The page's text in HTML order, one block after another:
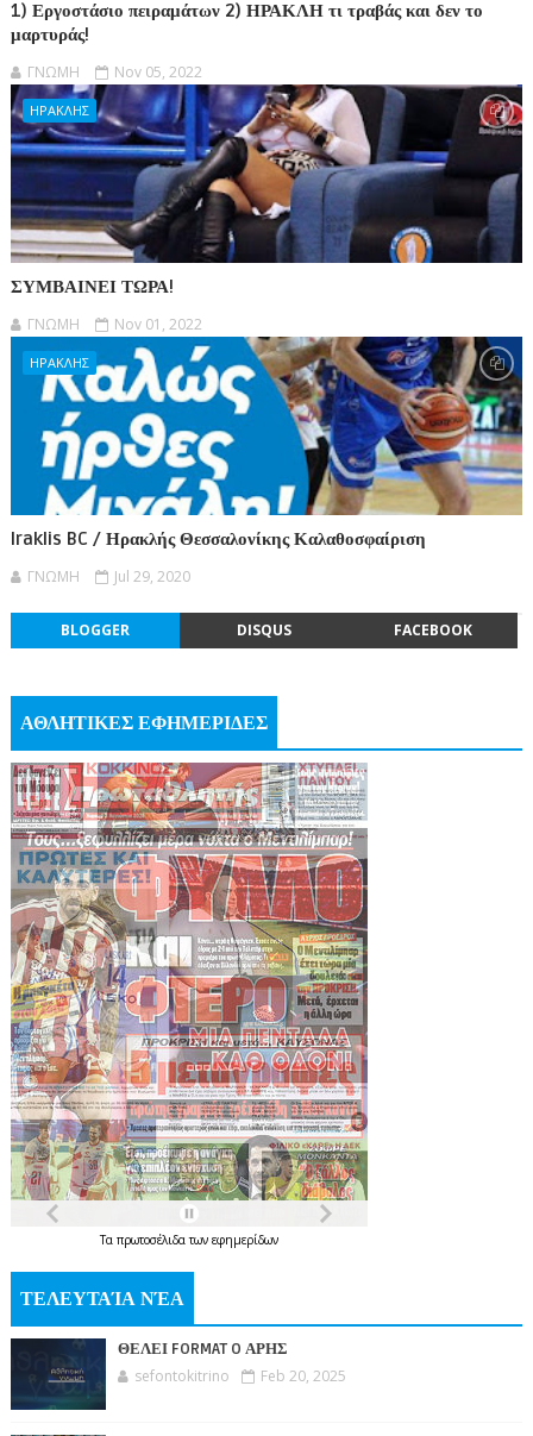
1) Εργοστάσιο πειραμάτων 2) ΗΡΑΚΛΗ τι τραβάς και δεν το
μαρτυράς!
ΓΝΩΜΗ Nov 05, 2022
ΗΡΑΚΛΗΣ
ΣΥΜΒΑΙΝΕΙ ΤΩΡΑ!
ΓΝΩΜΗ Nov 01, 2022
ΗΡΑΚΛΗΣ
Iraklis BC / Ηρακλής Θεσσαλονίκης Καλαθοσφαίριση
ΓΝΩΜΗ Jul 29, 2020
BLOGGER DISQUS FACEBOOK
ΑΘΛΗΤΙΚΕΣ ΕΦΗΜΕΡΙΔΕΣ
Τα πρωτοσέλιδατων εφημερίδων
ΤΕΛΕΥΤΑΊΑ ΝΈΑ
ΘΕΛΕΙ FORMAT O ΑΡΗΣ
sefontokitrino Feb 20, 2025